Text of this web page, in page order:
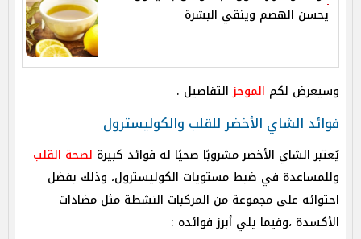
يحسن الهضم وينقي البشرة
وسيعرض لكم الموجزالتفاصيل .
فوائد الشاي الأخضر للقلب والكوليسترول
يُعتبر الشاي الأخضر مشروبًا صحيًا له فوائد كبيرة لصحة القلب
وللمساعدة في ضبط مستويات الكوليسترول، وذلك بفضل
احتوائه على مجموعة من المركبات النشطة مثل مضادات
الأكسدة ،وفيما يلي أبرز فوائده :